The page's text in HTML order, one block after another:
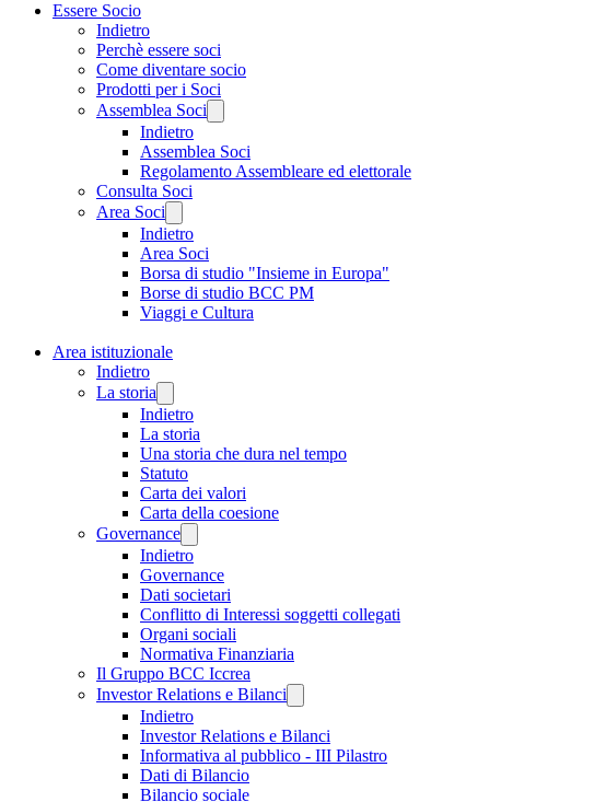
Essere Socio
Indietro
Perchè essere soci
Come diventare socio
Prodotti per i Soci
Assemblea Soci
Indietro
Assemblea Soci
Regolamento Assembleare ed elettorale
Consulta Soci
Area Soci
Indietro
Area Soci
Borsa di studio "Insieme in Europa"
Borse di studio BCC PM
Viaggi e Cultura
Area istituzionale
Indietro
La storia
Indietro
La storia
Una storia che dura nel tempo
Statuto
Carta dei valori
Carta della coesione
Governance
Indietro
Governance
Dati societari
Conflitto di Interessi soggetti collegati
Organi sociali
Normativa Finanziaria
Il Gruppo BCC Iccrea
Investor Relations e Bilanci
Indietro
Investor Relations e Bilanci
Informativa al pubblico - III Pilastro
Dati di Bilancio
Bilancio sociale